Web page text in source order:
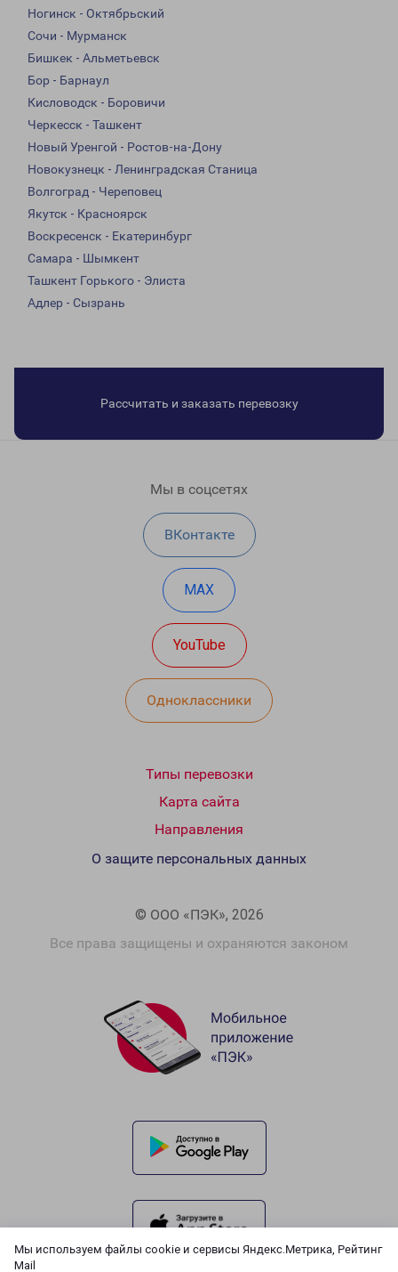
Мы используем файлы cookie и сервисы Яндекс.Метрика, Рейтинг
Mail
Ногинск - Октябрьский
Сочи - Мурманск
Бишкек - Альметьевск
Бор - Барнаул
Кисловодск - Боровичи
Черкесск - Ташкент
Новый Уренгой - Ростов-на-Дону
Новокузнецк - Ленинградская Станица
Волгоград - Череповец
Якутск - Красноярск
Воскресенск - Екатеринбург
Самара - Шымкент
Ташкент Горького - Элиста
Адлер - Сызрань
Рассчитать и заказать перевозку
Мы в соцсетях
ВКонтакте
MAX
YouTube
Одноклассники
Типы перевозки
Карта сайта
Направления
© ООО «ПЭК», 2026
Все права защищены и охраняются законом
О защите персональных данных